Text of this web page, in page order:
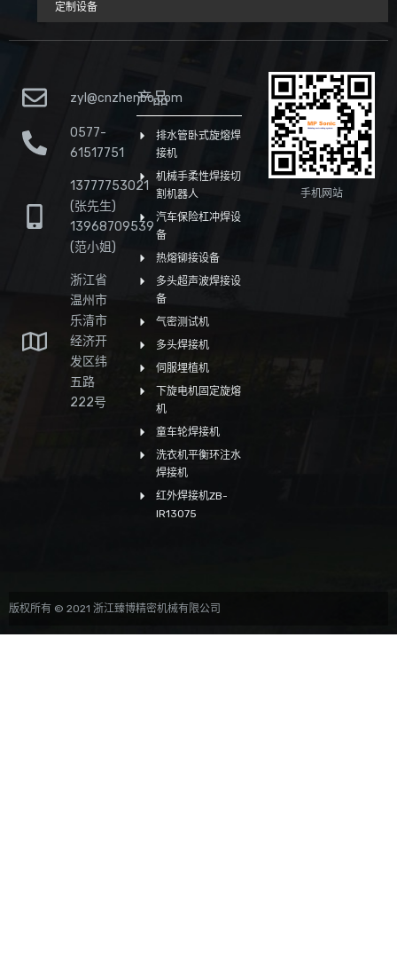
定制设备
zyl@cnzhenbo.com
0577-
61517751
13777753021
(张先生)
13968709539
(范小姐)
浙江省
温州市
乐清市
经济开
发区纬
五路
222号
产品
排水管卧式旋熔焊
接机
机械手柔性焊接切
割机器人
汽车保险杠冲焊设
备
热熔铆接设备
多头超声波焊接设
备
气密测试机
多头焊接机
伺服埋植机
下旋电机固定旋熔
机
童车轮焊接机
洗衣机平衡环注水
焊接机
红外焊接机ZB-
IR13075
手机网站
版权所有 © 2021 浙江臻博精密机械有限公司